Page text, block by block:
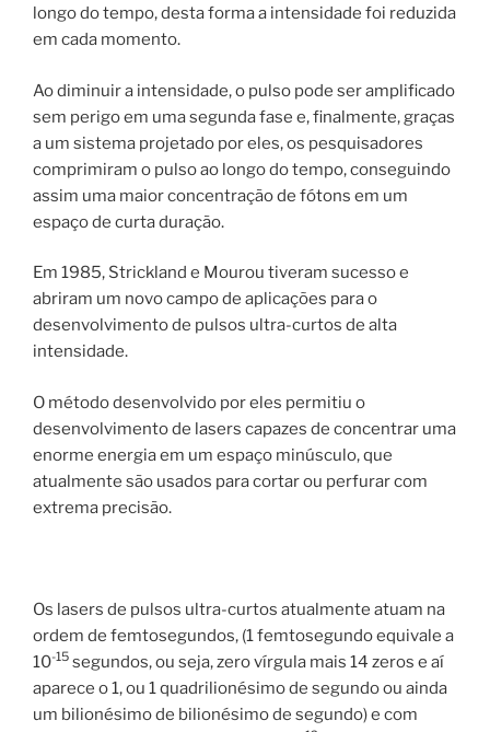
longo do tempo, desta forma a intensidade foi reduzida
em cada momento.
Ao diminuir a intensidade, o pulso pode ser amplificado
sem perigo em uma segunda fase e, finalmente, graças
a um sistema projetado por eles, os pesquisadores
comprimiram o pulso ao longo do tempo, conseguindo
assim uma maior concentração de fótons em um
espaço de curta duração.
Em 1985, Strickland e Mourou tiveram sucesso e
abriram um novo campo de aplicações para o
desenvolvimento de pulsos ultra-curtos de alta
intensidade.
O método desenvolvido por eles permitiu o
desenvolvimento de lasers capazes de concentrar uma
enorme energia em um espaço minúsculo, que
atualmente são usados para cortar ou perfurar com
extrema precisão.
Os lasers de pulsos ultra-curtos atualmente atuam na
ordem de femtosegundos, (1 femtosegundo equivale a
10-15 segundos, ou seja, zero vírgula mais 14 zeros e aí
aparece o 1, ou 1 quadrilionésimo de segundo ou ainda
um bilionésimo de bilionésimo de segundo) e com